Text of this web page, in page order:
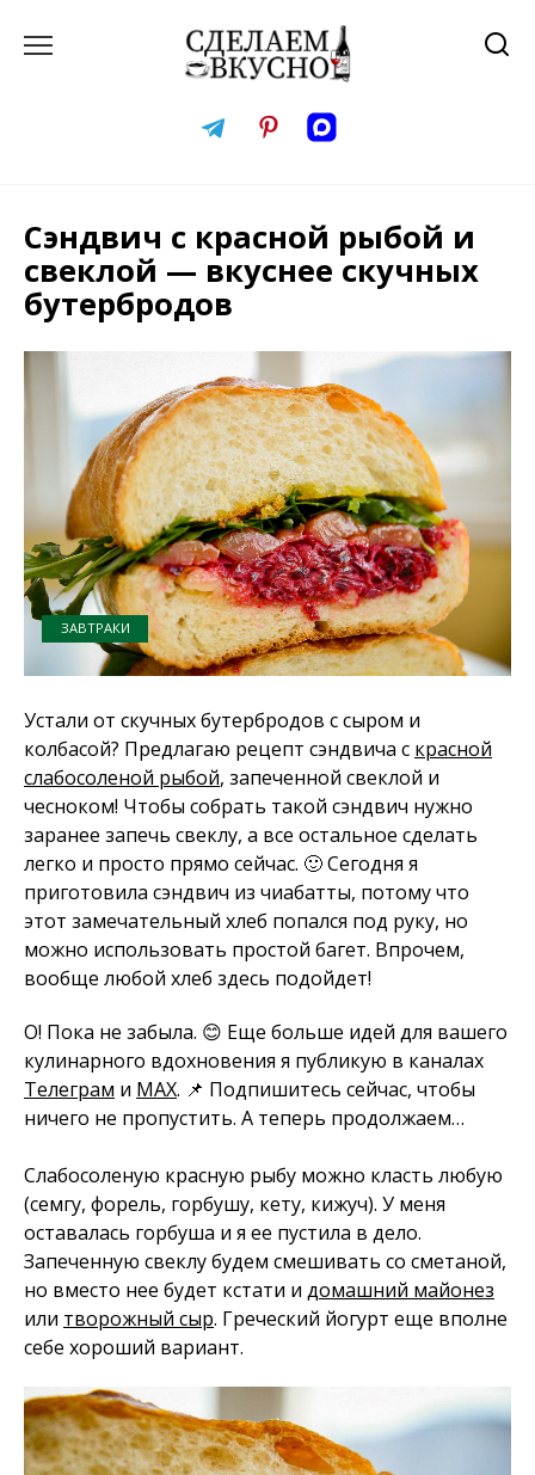
Сэндвич с красной рыбой и
свеклой — вкуснее скучных
бутербродов
ЗАВТРАКИ
Устали от скучных бутербродов с сыром и
колбасой? Предлагаю рецепт сэндвича с красной
слабосоленой рыбой, запеченной свеклой и
чесноком! Чтобы собрать такой сэндвич нужно
заранее запечь свеклу, а все остальное сделать
легко и просто прямо сейчас. 🙂 Сегодня я
приготовила сэндвич из чиабатты, потому что
этот замечательный хлеб попался под руку, но
можно использовать простой багет. Впрочем,
вообще любой хлеб здесь подойдет!
О! Пока не забыла. 😊 Еще больше идей для вашего
кулинарного вдохновения я публикую в каналах
Телеграм и MAX. 📌 Подпишитесь сейчас, чтобы
ничего не пропустить. А теперь продолжаем…
Слабосоленую красную рыбу можно класть любую
(семгу, форель, горбушу, кету, кижуч). У меня
оставалась горбуша и я ее пустила в дело.
Запеченную свеклу будем смешивать со сметаной,
но вместо нее будет кстати и домашний майонез
или творожный сыр. Греческий йогурт еще вполне
себе хороший вариант.